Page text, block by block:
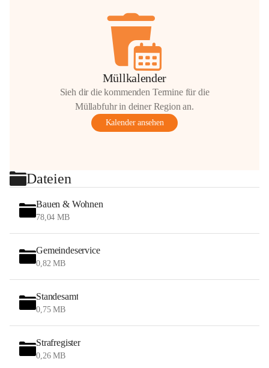
Müllkalender
Sieh dir die kommenden Termine für die
Müllabfuhr in deiner Region an.
Kalender ansehen
Dateien
Bauen & Wohnen
78,04 MB
Gemeindeservice
0,82 MB
Standesamt
0,75 MB
Strafregister
0,26 MB